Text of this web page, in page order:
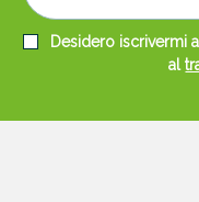
Desidero iscrivermi
al